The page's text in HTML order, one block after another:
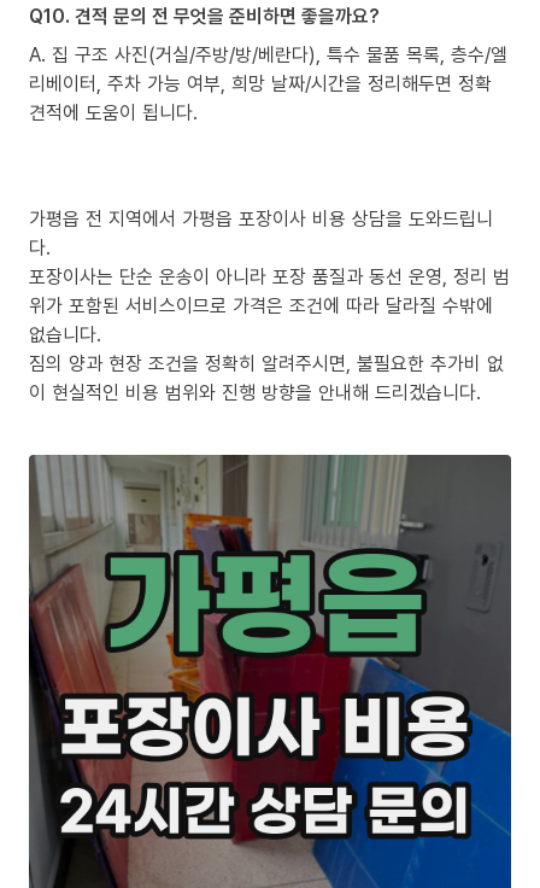
Q10. 견적 문의 전 무엇을 준비하면 좋을까요?
A. 집 구조 사진(거실/주방/방/베란다), 특수 물품 목록, 층수/엘
리베이터, 주차 가능 여부, 희망 날짜/시간을 정리해두면 정확
견적에 도움이 됩니다.
가평읍 전 지역에서 가평읍 포장이사 비용 상담을 도와드립니
다.
포장이사는 단순 운송이 아니라 포장 품질과 동선 운영, 정리 범
위가 포함된 서비스이므로 가격은 조건에 따라 달라질 수밖에
없습니다.
짐의 양과 현장 조건을 정확히 알려주시면, 불필요한 추가비 없
이 현실적인 비용 범위와 진행 방향을 안내해 드리겠습니다.